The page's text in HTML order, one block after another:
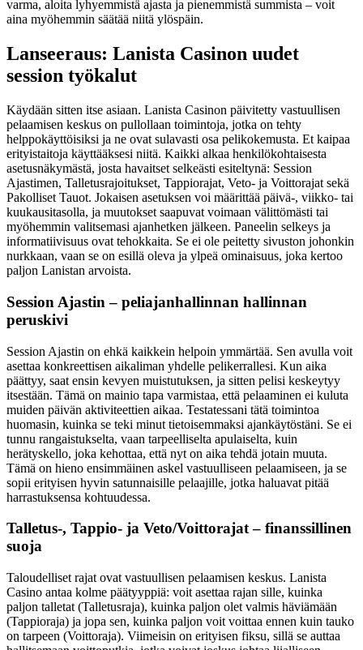
varma, aloita lyhyemmistä ajasta ja pienemmistä summista – voit
aina myöhemmin säätää niitä ylöspäin.
Lanseeraus: Lanista Casinon uudet
session työkalut
Käydään sitten itse asiaan. Lanista Casinon päivitetty vastuullisen
pelaamisen keskus on pullollaan toimintoja, jotka on tehty
helppokäyttöisiksi ja ne ovat sulavasti osa pelikokemusta. Et kaipaa
erityistaitoja käyttääksesi niitä. Kaikki alkaa henkilökohtaisesta
asetusnäkymästä, josta havaitset selkeästi esiteltynä: Session
Ajastimen, Talletusrajoitukset, Tappiorajat, Veto- ja Voittorajat sekä
Pakolliset Tauot. Jokaisen asetuksen voi määrittää päivä-, viikko- tai
kuukausitasolla, ja muutokset saapuvat voimaan välittömästi tai
myöhemmin valitsemasi ajanhetken jälkeen. Paneelin selkeys ja
informatiivisuus ovat tehokkaita. Se ei ole peitetty sivuston johonkin
nurkkaan, vaan se on esillä oleva ja ylpeä ominaisuus, joka kertoo
paljon Lanistan arvoista.
Session Ajastin – peliajanhallinnan hallinnan
peruskivi
Session Ajastin on ehkä kaikkein helpoin ymmärtää. Sen avulla voit
asettaa konkreettisen aikaliman yhdelle pelikerrallesi. Kun aika
päättyy, saat ensin kevyen muistutuksen, ja sitten pelisi keskeytyy
itsestään. Tämä on mainio tapa varmistaa, että pelaaminen ei kuluta
muiden päivän aktiviteettien aikaa. Testatessani tätä toimintoa
huomasin, kuinka se teki minut tietoisemmaksi ajankäytöstäni. Se ei
tunnu rangaistukselta, vaan tarpeelliselta apulaiselta, kuin
herätyskello, joka kehottaa, että nyt on aika tehdä jotain muuta.
Tämä on hieno ensimmäinen askel vastuulliseen pelaamiseen, ja se
sopii erityisen hyvin satunnaisille pelaajille, jotka haluavat pitää
harrastuksensa kohtuudessa.
Talletus-, Tappio- ja Veto/Voittorajat – finanssillinen
suoja
Taloudelliset rajat ovat vastuullisen pelaamisen keskus. Lanista
Casino antaa kolme päätyyppiä: voit asettaa rajan sille, kuinka
paljon talletat (Talletusraja), kuinka paljon olet valmis häviämään
(Tappioraja) ja jopa sen, kuinka paljon voit voittaa ennen kuin tauko
on tarpeen (Voittoraja). Viimeisin on erityisen fiksu, sillä se auttaa